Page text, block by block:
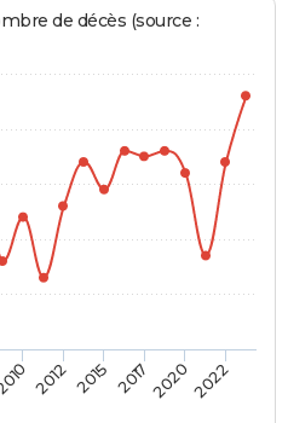
de décès (source :
2012 2015 201720202022